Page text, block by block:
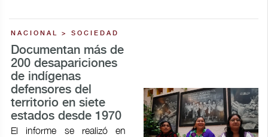
NACIONAL > SOCIEDAD
Documentan más de
200 desapariciones
de indígenas
defensores del
territorio en siete
estados desde 1970
El informe se realizó en